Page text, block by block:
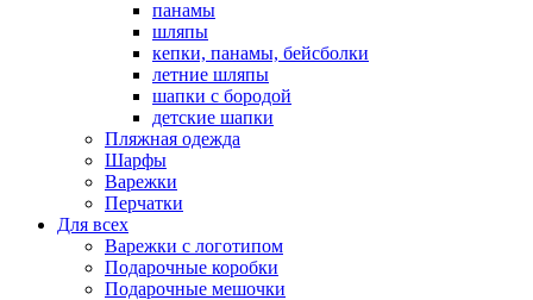
панамы
шляпы
кепки, панамы, бейсболки
летние шляпы
шапки с бородой
детские шапки
Пляжная одежда
Шарфы
Варежки
Перчатки
Для всех
Варежки с логотипом
Подарочные коробки
Подарочные мешочки